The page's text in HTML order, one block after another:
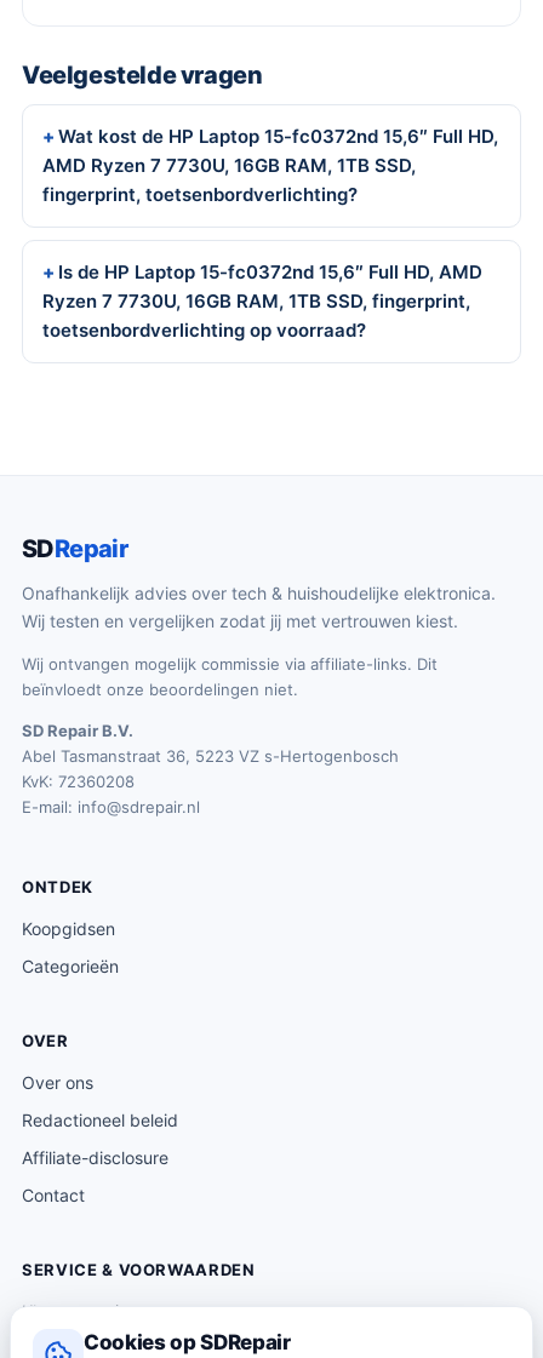
Cookies op SDRepair
Veelgestelde vragen
Wat kost de HP Laptop 15-fc0372nd 15,6″ Full HD,
AMD Ryzen 7 7730U, 16GB RAM, 1TB SSD,
fingerprint, toetsenbordverlichting?
Is de HP Laptop 15-fc0372nd 15,6″ Full HD, AMD
Ryzen 7 7730U, 16GB RAM, 1TB SSD, fingerprint,
toetsenbordverlichting op voorraad?
SDRepair
Onafhankelijk advies over tech & huishoudelijke elektronica.
Wij testen en vergelijken zodat jij met vertrouwen kiest.
Wij ontvangen mogelijk commissie via affiliate-links. Dit
beïnvloedt onze beoordelingen niet.
SD Repair B.V.
Abel Tasmanstraat 36, 5223 VZ s-Hertogenbosch
KvK: 72360208
E-mail: info@sdrepair.nl
ONTDEK
Koopgidsen
Categorieën
OVER
Over ons
Redactioneel beleid
Affiliate-disclosure
Contact
SERVICE & VOORWAARDEN
Klantenservice
Verzending & levering